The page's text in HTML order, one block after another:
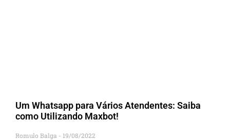
Um Whatsapp para Vários Atendentes: Saiba
como Utilizando Maxbot!
Romulo Balga 19/08/2022